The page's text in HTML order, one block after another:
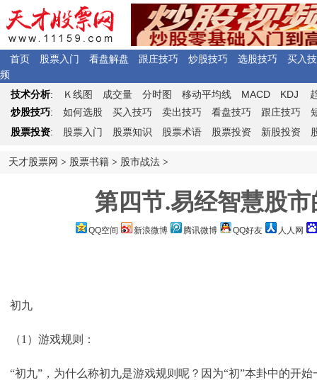
首页 股票入门 看盘解盘 跟庄技巧 炒股技巧 选股技巧
买入
频
技术分析: Ｋ 线图 成交量 分时图 移动平均线 MACD KDJ
炒股技巧: 如何选股 买入技巧 卖出技巧 看盘技巧 跟庄技巧
股票投资: 股票入门 股票知识 股票术语 股票投资 新股投资
天才股票网 > 股票书籍 > 股市战法 >
第四节.易经智慧股
QQ空间 新浪微博 腾讯微博 QQ好友 人人网
初九
（1）游戏规则：
“初九”，为什么称初九是游戏规则呢？因为“初”本卦中的开